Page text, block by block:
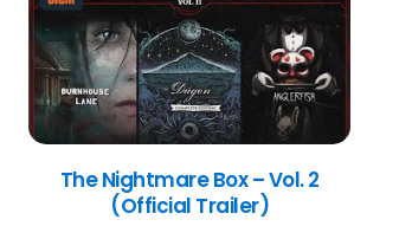
The Nightmare Box – Vol. 2
(Official Trailer)